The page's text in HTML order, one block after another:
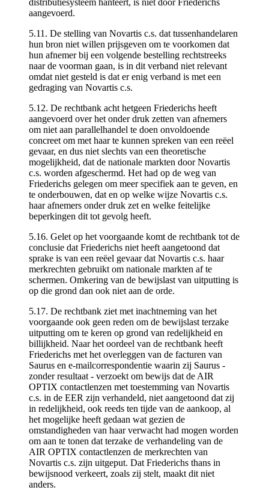
aangevoerd.
5.11. De stelling van Novartis c.s. dat tussenhandelaren
hun bron niet willen prijsgeven om te voorkomen dat
hun afnemer bij een volgende bestelling rechtstreeks
naar de voorman gaan, is in dit verband niet relevant
omdat niet gesteld is dat er enig verband is met een
gedraging van Novartis c.s.
5.12. De rechtbank acht hetgeen Friederichs heeft
aangevoerd over het onder druk zetten van afnemers
om niet aan parallelhandel te doen onvoldoende
concreet om met haar te kunnen spreken van een reëel
gevaar, en dus niet slechts van een theoretische
mogelijkheid, dat de nationale markten door Novartis
c.s. worden afgeschermd. Het had op de weg van
Friederichs gelegen om meer specifiek aan te geven, en
te onderbouwen, dat en op welke wijze Novartis c.s.
haar afnemers onder druk zet en welke feitelijke
beperkingen dit tot gevolg heeft.
5.16. Gelet op het voorgaande komt de rechtbank tot de
conclusie dat Friederichs niet heeft aangetoond dat
sprake is van een reëel gevaar dat Novartis c.s. haar
merkrechten gebruikt om nationale markten af te
schermen. Omkering van de bewijslast van uitputting is
op die grond dan ook niet aan de orde.
5.17. De rechtbank ziet met inachtneming van het
voorgaande ook geen reden om de bewijslast terzake
uitputting om te keren op grond van redelijkheid en
billijkheid. Naar het oordeel van de rechtbank heeft
Friederichs met het overleggen van de facturen van
Saurus en e-mailcorrespondentie waarin zij Saurus -
zonder resultaat - verzoekt om bewijs dat de AIR
OPTIX contactlenzen met toestemming van Novartis
c.s. in de EER zijn verhandeld, niet aangetoond dat zij
in redelijkheid, ook reeds ten tijde van de aankoop, al
het mogelijke heeft gedaan wat gezien de
omstandigheden van haar verwacht had mogen worden
om aan te tonen dat terzake de verhandeling van de
AIR OPTIX contactlenzen de merkrechten van
Novartis c.s. zijn uitgeput. Dat Friederichs thans in
bewijsnood verkeert, zoals zij stelt, maakt dit niet
anders.